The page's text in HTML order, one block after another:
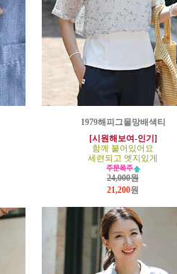
1979해피그물망배색티
[시원해보여-인기]
함께 붙어있어요
세련되고 엣지있게
24,000원
21,200원